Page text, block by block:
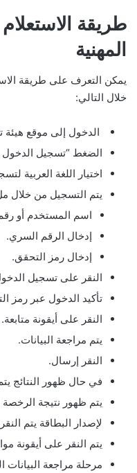
طريقة
المهنية
يمكن التعرف على طريقة
خلال التالي:
الدخول إلى موقع هيئة
الضغط “تسجيل الدخول
اختيار اللغة العربية
يتم التسجيل من خلال
اسم المستخدم أو رقم
إدخال الرقم السري.
إدخال رمز التحقق.
النقر على تسجيل
تأكيد الدخول عبر رمز
النقر على أيقونة متابعة.
يتم مراجعة البيانات.
النقر إرسال.
في حال ظهور النتائج
يتم ظهور نتيجة
لإصدار البطاقة يتم
يتم النقر على أيقونة
مرحلة مراجعة البيانات